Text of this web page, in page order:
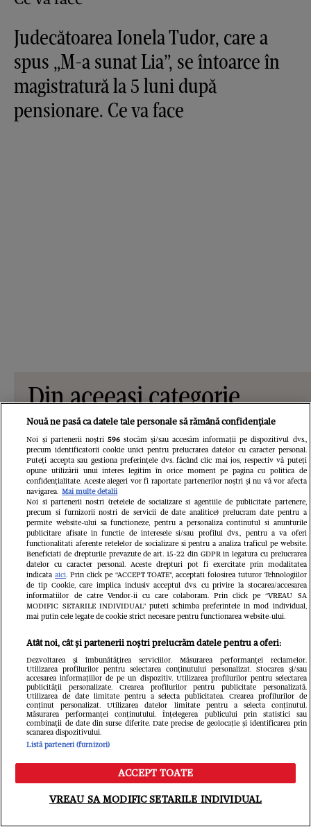
Judecătoarea Ionela Tudor, care a
spus „M-a sunat Lia”, se întoarce în
magistratură la 5 luni după
pensionare. Ce va face
Din aceeași categorie
VEDETE SI EVENIMENTE
Ioana Ginghină, adevărul despre
relația cu Alexandru Ciucu, care a
negat că i-a făcut avansuri. Ce spune
soțul ei despre controversele
recente: „Nici nu a văzut!”
VEDETE
Oana Lis
slăbească
Mesaj
„Dacă mă
afectează
Meniu Caută
Nouă ne pasă ca datele tale personale să rămână confidențiale
Noi și partenerii noștri 596stocăm și/sau accesăm informații pe dispozitivul dvs.,
precum identificatorii cookie unici pentru prelucrarea datelor cu caracter personal.
Puteți accepta sau gestiona preferințele dvs. făcând clic mai jos, respectiv vă puteți
opune utilizării unui interes legitim în orice moment pe pagina cu politica de
confidențialitate. Aceste alegeri vor fi raportate partenerilor noștri și nu vă vor afecta
navigarea. Mai multe detalii
Noi si partenerii nostri (retelele de socializare si agentiile de publicitate partenere,
precum si furnizorii nostri de servicii de date analitice) prelucram date pentru a
permite website-ului sa functioneze, pentru a personaliza continutul si anunturile
publicitare afisate in functie de interesele si/sau profilul dvs., pentru a va oferi
functionalitati aferente retelelor de socializare si pentru a analiza traficul pe website.
Beneficiati de drepturile prevazute de art. 15-22 din GDPR in legatura cu prelucrarea
datelor cu caracter personal. Aceste drepturi pot fi exercitate prin modalitatea
indicataaici. Prin click pe “ACCEPT TOATE”, acceptati folosirea tuturor Tehnologiilor
de tip Cookie, care implica inclusiv acceptul dvs. cu privire la stocarea/accesarea
informatiilor de catre Vendor-ii cu care colaboram. Prin click pe “VREAU SA
MODIFIC SETARILE INDIVIDUAL” puteti schimba preferintele in mod individual,
mai putin cele legate de cookie strict necesare pentru functionarea website-ului.
Atât noi, cât și partenerii noștri prelucrăm datele pentru a oferi:
Dezvoltarea și îmbunătățirea serviciilor. Măsurarea performanței reclamelor.
Utilizarea profilurilor pentru selectarea conținutului personalizat. Stocarea și/sau
accesarea informațiilor de pe un dispozitiv. Utilizarea profilurilor pentru selectarea
publicității personalizate. Crearea profilurilor pentru publicitate personalizată.
Utilizarea de date limitate pentru a selecta publicitatea. Crearea profilurilor de
conținut personalizat. Utilizarea datelor limitate pentru a selecta conținutul.
Măsurarea performanței conținutului. Înțelegerea publicului prin statistici sau
combinații de date din surse diferite. Date precise de geolocație și identificarea prin
scanarea dispozitivului.
Listă parteneri (furnizori)
ACCEPT TOATE
VREAU SA MODIFIC SETARILE INDIVIDUAL